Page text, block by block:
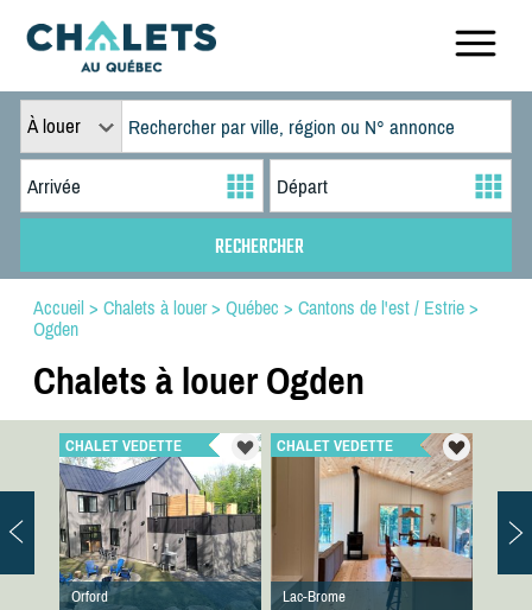
À louer
Accueil > Chalets à louer> Québec > Cantons de l'est / Estrie>
Ogden
Chalets à louer Ogden
CHALET VEDETTE
Orford
CHALET VEDETTE
Lac-Brome